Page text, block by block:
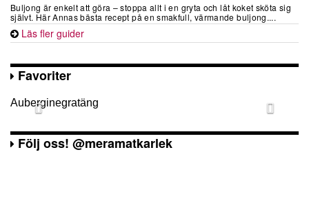
Buljong är enkelt att göra – stoppa allt i en gryta och låt koket sköta sig
självt. Här Annas bästa recept på en smakfull, värmande buljong....
Läs fler guider
Favoriter
Följ oss! @meramatkarlek